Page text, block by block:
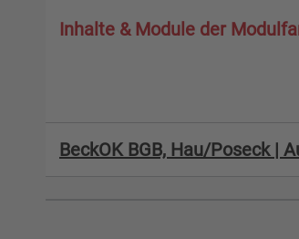
Inhalte & Module der
BeckOK BGB, Hau/Poseck |